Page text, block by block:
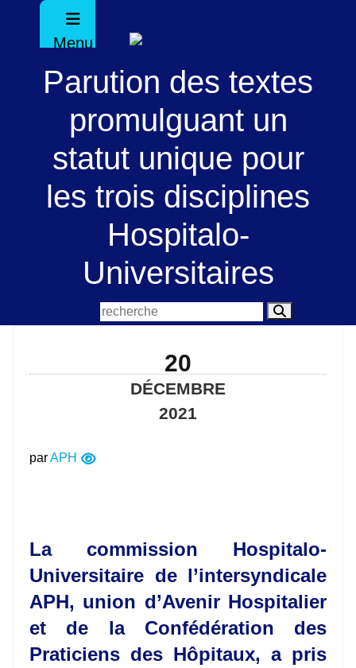
Menu
Parution des textes
promulguant un
statut unique pour
les trois disciplines
Hospitalo-
Universitaires
20
DÉCEMBRE
2021
parAPH
La commission Hospitalo-
Universitaire de l’intersyndicale
APH, union d’Avenir Hospitalier
et de la Confédération des
Praticiens des Hôpitaux, a pris